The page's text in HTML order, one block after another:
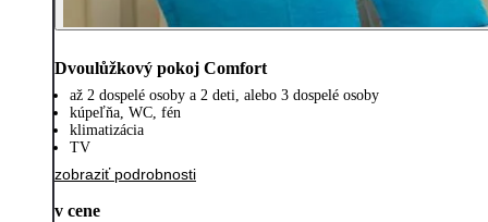
Dvoulůžkový pokoj Comfort
až 2 dospelé osoby a 2 deti, alebo 3 dospelé osoby
kúpeľňa, WC, fén
klimatizácia
TV
zobraziť podrobnosti
v cene